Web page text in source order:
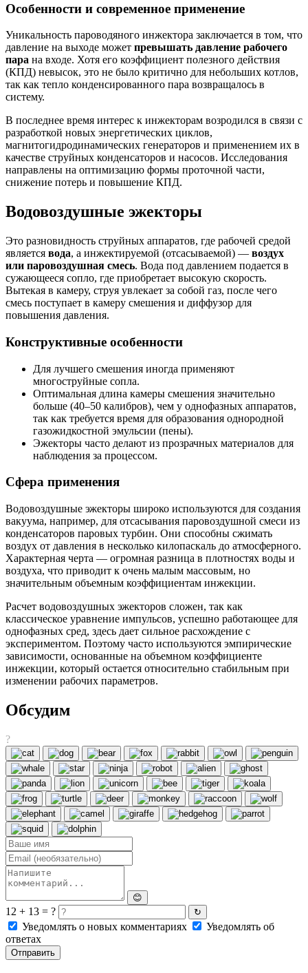
Особенности и современное применение
Уникальность пароводяного инжектора заключается в том, что
давление на выходе может превышать давление рабочего
пара на входе. Хотя его коэффициент полезного действия
(КПД) невысок, это не было критично для небольших котлов,
так как тепло конденсированного пара возвращалось в
систему.
В последнее время интерес к инжекторам возродился в связи с
разработкой новых энергетических циклов,
магнитогидродинамических генераторов и применением их в
качестве струйных конденсаторов и насосов. Исследования
направлены на оптимизацию формы проточной части,
снижение потерь и повышение КПД.
Водовоздушные эжекторы
Это разновидность струйных аппаратов, где рабочей средой
является вода, а инжектируемой (отсасываемой) — воздух
или паровоздушная смесь. Вода под давлением подается в
сужающееся сопло, где приобретает высокую скорость.
Вытекая в камеру, струя увлекает за собой газ, после чего
смесь поступает в камеру смешения и диффузор для
повышения давления.
Конструктивные особенности
Для лучшего смешения иногда применяют
многоструйные сопла.
Оптимальная длина камеры смешения значительно
больше (40–50 калибров), чем у однофазных аппаратов,
так как требуется время для образования однородной
газожидкостной эмульсии (пены).
Эжекторы часто делают из прозрачных материалов для
наблюдения за процессом.
Сфера применения
Водовоздушные эжекторы широко используются для создания
вакуума, например, для отсасывания паровоздушной смеси из
конденсаторов паровых турбин. Они способны сжимать
воздух от давления в несколько килопаскаль до атмосферного.
Характерная черта — огромная разница в плотностях воды и
воздуха, что приводит к очень малым массовым, но
значительным объемным коэффициентам инжекции.
Расчет водовоздушных эжекторов сложен, так как
классическое уравнение импульсов, успешно работающее для
однофазных сред, здесь дает сильное расхождение с
экспериментом. Поэтому часто используются эмпирические
зависимости, основанные на объемном коэффициенте
инжекции, который остается относительно стабильным при
изменении рабочих параметров.
Обсудим
?
😊
12 + 13 = ? ↻
Уведомлять о новых комментариях
Уведомлять об
ответах
Отправить